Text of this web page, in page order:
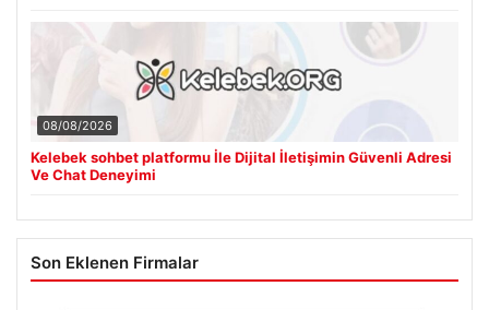
08/08/2026
Kelebek sohbet platformu İle Dijital İletişimin Güvenli Adresi
Ve Chat Deneyimi
Son Eklenen Firmalar